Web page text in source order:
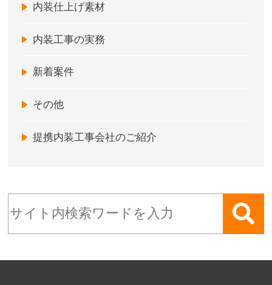
内装仕上げ素材
内装工事の実務
新着案件
その他
提携内装工事会社のご紹介